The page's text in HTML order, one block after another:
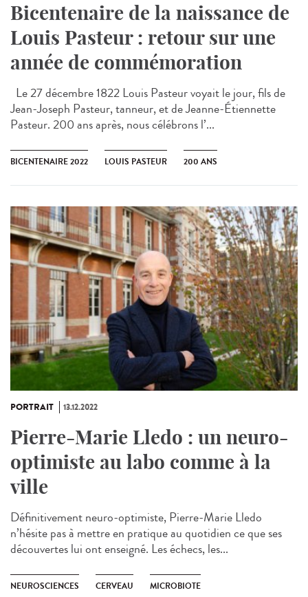
Bicentenaire de la naissance de
Louis Pasteur : retour sur une
année de commémoration
Le 27 décembre 1822 Louis Pasteur voyait le jour, fils de
Jean-Joseph Pasteur, tanneur, et de Jeanne-Étiennette
Pasteur. 200 ans après, nous célébrons l’...
BICENTENAIRE 2022 LOUIS PASTEUR 200 ANS
PORTRAIT 13.12.2022
Pierre-Marie Lledo : un neuro-
optimiste au labo comme à la
ville
Définitivement neuro-optimiste, Pierre-Marie Lledo
n’hésite pas à mettre en pratique au quotidien ce que ses
découvertes lui ont enseigné. Les échecs, les...
NEUROSCIENCES CERVEAU MICROBIOTE